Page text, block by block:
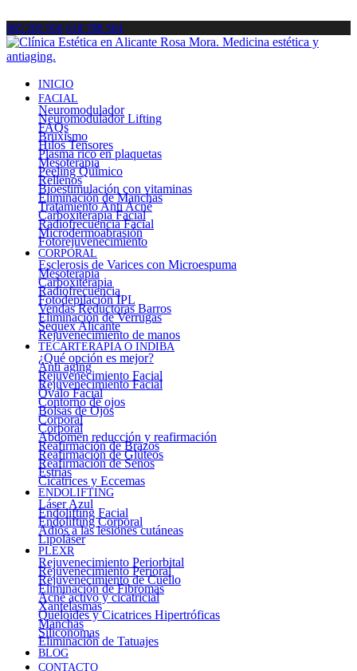
965 205 956 618 788 564
INICIO
FACIAL
Neuromodulador
Neuromodulador Lifting
FAQs
Bruxismo
Hilos Tensores
Plasma rico en plaquetas
Mesoterapia
Peeling Químico
Rellenos
Bioestimulación con vitaminas
Eliminación de Manchas
Tratamiento Anti Acné
Carboxiterapia Facial
Radiofrecuencia Facial
Microdermoabrasión
Fotorejuvenecimiento
CORPORAL
Esclerosis de Varices con Microespuma
Mesoterapia
Carboxiterapia
Radiofrecuencia
Fotodepilación IPL
Vendas Reductoras Barros
Eliminación de Verrugas
Sequex Alicante
Rejuvenecimiento de manos
TECARTERAPIA O INDIBA
¿Qué opción es mejor?
Anti aging
Rejuvenecimiento Facial
Rejuvenecimiento Facial
Óvalo Facial
Contorno de ojos
Bolsas de Ojos
Corporal
Corporal
Abdomen reducción y reafirmación
Reafirmación de Brazos
Reafirmación de Glúteos
Reafirmación de Senos
Estrías
Cicatrices y Eccemas
ENDOLIFTING
Láser Azul
Endolifting Facial
Endolifting Corporal
Adiós a las lesiones cutáneas
Lipoláser
PLEXR
Rejuvenecimiento Periorbital
Rejuvenecimiento Perioral
Rejuvenecimiento de Cuello
Eliminación de Fibromas
Acné activo y cicatricial
Xantelasmas
Queloides y Cicatrices Hipertróficas
Manchas
Siliconomas
Eliminación de Tatuajes
BLOG
CONTACTO